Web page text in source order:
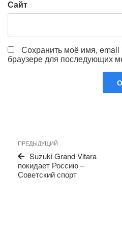
Сайт
Сохранить моё имя, email
браузере для последующих
по
записям
Предыдущая
запись
ПРЕДЫДУЩИЙ
Suzuki Grand Vitara
покидает Россию –
Советский спорт